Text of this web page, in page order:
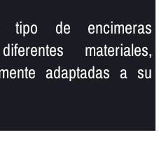
tipo de encimeras
materiales,
adaptadas a su